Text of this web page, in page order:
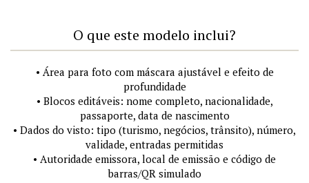
O que este modelo inclui?
• Área para foto com máscara ajustável e efeito de
profundidade
• Blocos editáveis: nome completo, nacionalidade,
passaporte, data de nascimento
• Dados do visto: tipo (turismo, negócios, trânsito), número,
validade, entradas permitidas
• Autoridade emissora, local de emissão e código de
barras/QR simulado